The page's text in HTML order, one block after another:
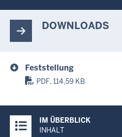
DOWNLOADS
Feststellung
PDF, 114,59 KB
Inhalte
IM ÜBERBLICK
INHALT